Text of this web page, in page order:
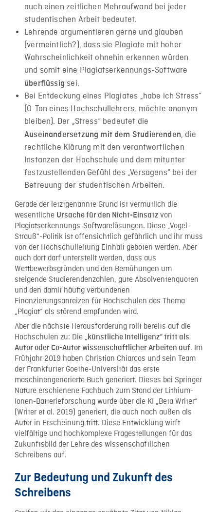
auch einen zeitlichen Mehraufwand bei jeder
studentischen Arbeit bedeutet.
Lehrende argumentieren gerne und glauben
(vermeintlich?), dass sie Plagiate mit hoher
Wahrscheinlichkeit ohnehin erkennen würden
und somit eine Plagiatserkennungs-Software
überflüssig sei.
Bei Entdeckung eines Plagiates „habe ich Stress“
(O-Ton eines Hochschullehrers, möchte anonym
bleiben). Der „Stress“ bedeutet die
Auseinandersetzung mit dem Studierenden, die
rechtliche Klärung mit den verantwortlichen
Instanzen der Hochschule und dem mitunter
festzustellenden Gefühl des „Versagens“ bei der
Betreuung der studentischen Arbeiten.
Gerade der letztgenannte Grund ist vermutlich die
wesentliche Ursache für den Nicht-Einsatz von
Plagiatserkennungs-Softwarelösungen. Diese „Vogel-
Strauß“-Politik ist offensichtlich gefährlich und ihr muss
von der Hochschulleitung Einhalt geboten werden. Aber
auch dort darf unterstellt werden, dass aus
Wettbewerbsgründen und den Bemühungen um
steigende Studierendenzahlen, gute Absolventenquoten
und den damit häufig verbundenen
Finanzierungsanreizen für Hochschulen das Thema
„Plagiat“ als störend empfunden wird.
Aber die nächste Herausforderung rollt bereits auf die
Hochschulen zu: Die „künstliche Intelligenz“ tritt als
Autor oder Co-Autor wissenschaftlicher Arbeiten auf. Im
Frühjahr 2019 haben Christian Chiarcos und sein Team
der Frankfurter Goethe-Universität das erste
maschinengenerierte Buch generiert. Dieses bei Springer
Nature erschienene Fachbuch zum Stand der Lithium-
Ionen-Batterieforschung wurde über die KI „Beta Writer“
(Writer et al. 2019) generiert, die auch nach außen als
Autor in Erscheinung tritt. Diese Entwicklung wirft
vielfältige und hochkomplexe Fragestellungen für das
Zukunftsbild der Lehre des wissenschaftlichen
Schreibens auf.
Zur Bedeutung und Zukunft des
Schreibens